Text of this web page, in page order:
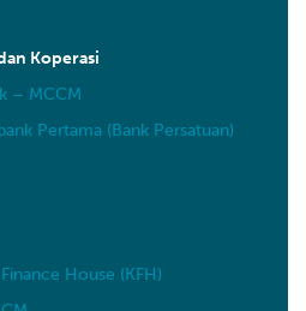
Koperasi
– MCCM
Pertama (Bank Persatuan)
House (KFH)